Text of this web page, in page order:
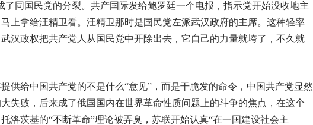
了同国民党的分裂。共产国际发给鲍罗廷一个电报，指示党开始没收地主
上拿给汪精卫看。汪精卫那时是国民党左派武汉政府的主席。这种轻率
汉政权把共产党人从国民党中开除出去，它自己的力量就垮了，不久就
供给中国共产党的不是什么“意见”，而是干脆发的命令，中国共产党显然
失败，后来成了俄国国内在世界革命性质问题上的斗争的焦点，在这个
洛茨基的“不断革命”理论被弄臭，苏联开始认真“在一国建设社会主